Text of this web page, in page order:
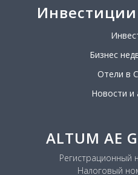
Бизнес
Отели в
Новости и
ALTUM AE
Регистрационный
Налоговый